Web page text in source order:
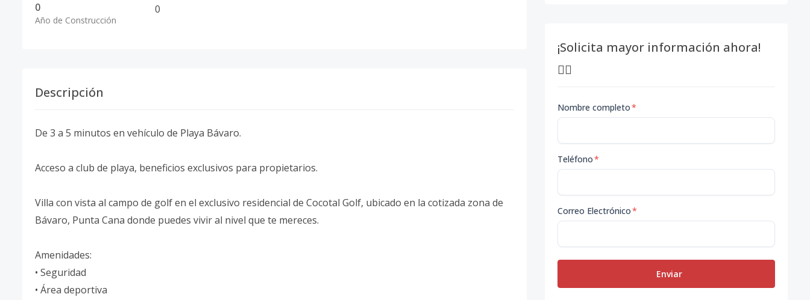
0
Año de Construcción
0
Descripción
De 3 a 5 minutos en vehículo de Playa Bávaro.
Acceso a club de playa, beneficios exclusivos para propietarios.
Villa con vista al campo de golf en el exclusivo residencial de Cocotal Golf, ubicado en la cotizada zona de
Bávaro, Punta Cana donde puedes vivir al nivel que te mereces.
Amenidades:
• Seguridad
• Área deportiva
¡Solicita mayor información ahora!
👇🏽
Nombre completo*
Teléfono*
Correo Electrónico*
Enviar